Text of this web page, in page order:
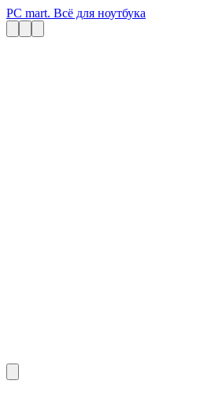
PC mart. Всё для ноутбука